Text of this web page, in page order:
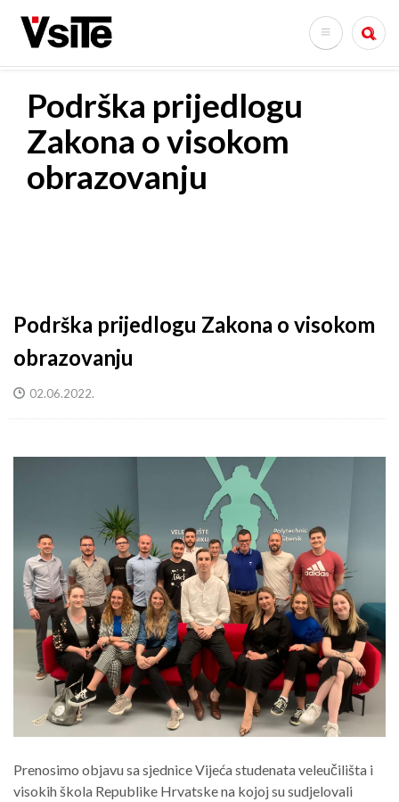
glavni
Search
Podrška prijedlogu
Zakona o visokom
obrazovanju
Podrška prijedlogu Zakona o visokom
obrazovanju
02.06.2022.
Prenosimo objavu sa sjednice Vijeća studenata veleučilišta i
visokih škola Republike Hrvatske na kojoj su sudjelovali